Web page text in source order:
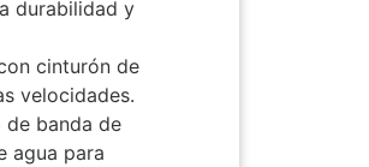
durabilidad y
cinturón de
velocidades.
de banda de
agua para